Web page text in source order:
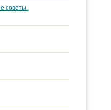
советы.